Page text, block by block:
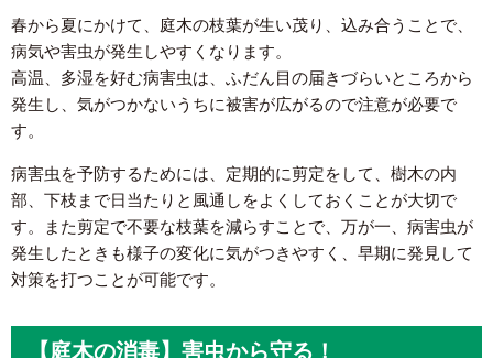
春から夏にかけて、庭木の枝葉が生い茂り、込み合うことで、
病気や害虫が発生しやすくなります。
高温、多湿を好む病害虫は、ふだん目の届きづらいところから
発生し、気がつかないうちに被害が広がるので注意が必要で
す。
病害虫を予防するためには、定期的に剪定をして、樹木の内
部、下枝まで日当たりと風通しをよくしておくことが大切で
す。また剪定で不要な枝葉を減らすことで、万が一、病害虫が
発生したときも様子の変化に気がつきやすく、早期に発見して
対策を打つことが可能です。
【庭木の消毒】害虫から守る！